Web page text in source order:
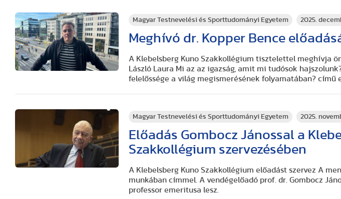
Magyar Testnevelési és Sporttudományi Egyetem 2025.
Meghívó dr. Kopper Bence
A Klebelsberg Kuno Szakkollégium tisztelettel meghívja
László Laura Mi az az igazság, amit mi tudósok
felelőssége a világ megismerésének folyamatában? című
Magyar Testnevelési és Sporttudományi Egyetem 2025.
Előadás Gombocz Jánossal a
Szakkollégium szervezésében
A Klebelsberg Kuno Szakkollégium előadást szervez A
munkában címmel. A vendégelőadó prof. dr. Gombocz
professor emeritusa lesz.